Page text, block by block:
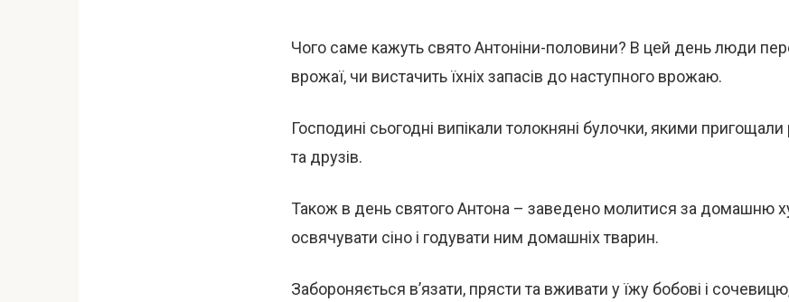
Чого саме кажуть свято Антоніни-половини? В цей день люди
врожаї, чи вистачить їхніх запасів до наступного врожаю.
Господині сьогодні випікали толокняні булочки, якими
та друзів.
Також в день святого Антона – заведено молитися за домашню
освячувати сіно і годувати ним домашніх тварин.
Забороняється в’язати, прясти та вживати у їжу бобові і